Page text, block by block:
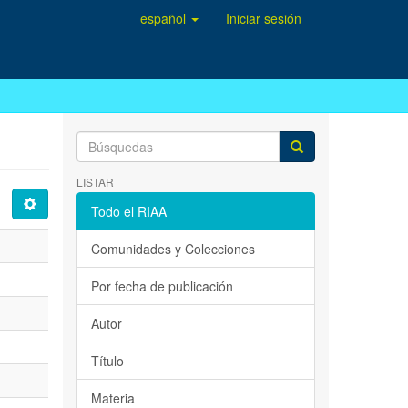
español Iniciar sesión
LISTAR
Todo el RIAA
Comunidades y Colecciones
Por fecha de publicación
Autor
Título
Materia